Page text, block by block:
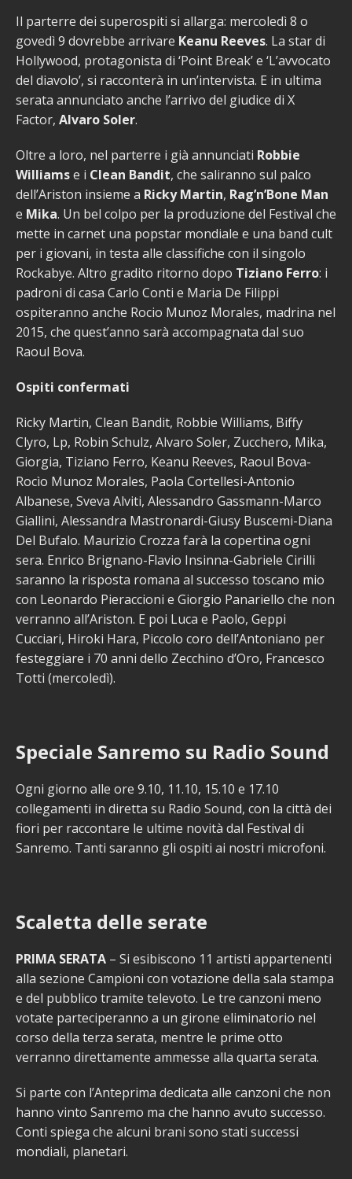
Il parterre dei superospiti si allarga: mercoledì 8 o
govedì 9 dovrebbe arrivare Keanu Reeves. La star di
Hollywood, protagonista di ‘Point Break’ e ‘L’avvocato
del diavolo’, si racconterà in un’intervista. E in ultima
serata annunciato anche l’arrivo del giudice di X
Factor, Alvaro Soler.
Oltre a loro, nel parterre i già annunciati Robbie
Williamse i Clean Bandit, che saliranno sul palco
dell’Ariston insieme a Ricky Martin, Rag’n’Bone Man
e Mika. Un bel colpo per la produzione del Festival che
mette in carnet una popstar mondiale e una band cult
per i giovani, in testa alle classifiche con il singolo
Rockabye. Altro gradito ritorno dopo Tiziano Ferro: i
padroni di casa Carlo Conti e Maria De Filippi
ospiteranno anche Rocio Munoz Morales, madrina nel
2015, che quest’anno sarà accompagnata dal suo
Raoul Bova.
Ospiti confermati
Ricky Martin, Clean Bandit, Robbie Williams, Biffy
Clyro, Lp, Robin Schulz, Alvaro Soler, Zucchero, Mika,
Giorgia, Tiziano Ferro, Keanu Reeves, Raoul Bova-
Rocìo Munoz Morales, Paola Cortellesi-Antonio
Albanese, Sveva Alviti, Alessandro Gassmann-Marco
Giallini, Alessandra Mastronardi-Giusy Buscemi-Diana
Del Bufalo. Maurizio Crozza farà la copertina ogni
sera. Enrico Brignano-Flavio Insinna-Gabriele Cirilli
saranno la risposta romana al successo toscano mio
con Leonardo Pieraccioni e Giorgio Panariello che non
verranno all’Ariston. E poi Luca e Paolo, Geppi
Cucciari, Hiroki Hara, Piccolo coro dell’Antoniano per
festeggiare i 70 anni dello Zecchino d’Oro, Francesco
Totti (mercoledì).
Speciale Sanremo su Radio Sound
Ogni giorno alle ore 9.10, 11.10, 15.10 e 17.10
collegamenti in diretta su Radio Sound, con la città dei
fiori per raccontare le ultime novità dal Festival di
Sanremo. Tanti saranno gli ospiti ai nostri microfoni.
Scaletta delle serate
PRIMA SERATA – Si esibiscono 11 artisti appartenenti
alla sezione Campioni con votazione della sala stampa
e del pubblico tramite televoto. Le tre canzoni meno
votate parteciperanno a un girone eliminatorio nel
corso della terza serata, mentre le prime otto
verranno direttamente ammesse alla quarta serata.
Si parte con l’Anteprima dedicata alle canzoni che non
hanno vinto Sanremo ma che hanno avuto successo.
Conti spiega che alcuni brani sono stati successi
mondiali, planetari.